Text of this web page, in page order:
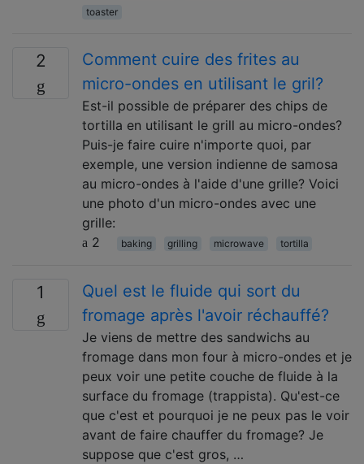
toaster
2
Comment cuire des frites au
micro-ondes en utilisant le gril?
Est-il possible de préparer des chips de
tortilla en utilisant le grill au micro-ondes?
Puis-je faire cuire n'importe quoi, par
exemple, une version indienne de samosa
au micro-ondes à l'aide d'une grille? Voici
une photo d'un micro-ondes avec une
grille:
2
baking grilling microwave tortilla
1
Quel est le fluide qui sort du
fromage après l'avoir réchauffé?
Je viens de mettre des sandwichs au
fromage dans mon four à micro-ondes et je
peux voir une petite couche de fluide à la
surface du fromage (trappista). Qu'est-ce
que c'est et pourquoi je ne peux pas le voir
avant de faire chauffer du fromage? Je
suppose que c'est gros, …